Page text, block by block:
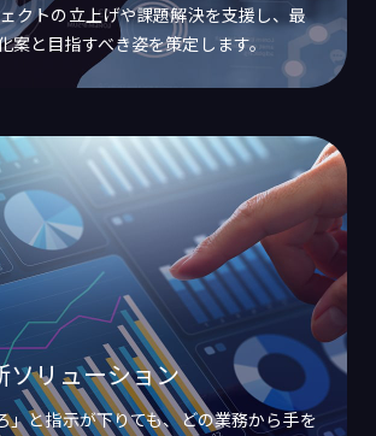
クトの立上げや課題解決を支援し、最
案と目指すべき姿を策定します。
ソリューション
」と指示が下りても、どの業務から手を